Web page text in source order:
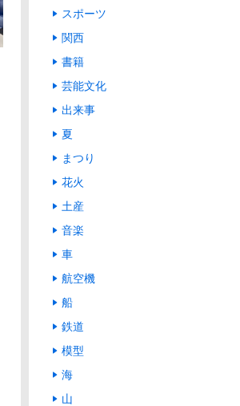
スポーツ
関西
書籍
芸能文化
出来事
夏
まつり
花火
土産
音楽
車
航空機
船
鉄道
模型
海
山